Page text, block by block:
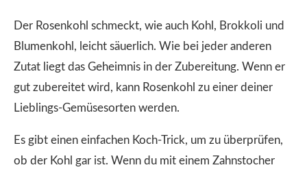
Der Rosenkohl schmeckt, wie auch Kohl, Brokkoli und
Blumenkohl, leicht säuerlich. Wie bei jeder anderen
Zutat liegt das Geheimnis in der Zubereitung. Wenn er
gut zubereitet wird, kann Rosenkohl zu einer deiner
Lieblings-Gemüsesorten werden.
Es gibt einen einfachen Koch-Trick, um zu überprüfen,
ob der Kohl gar ist. Wenn du mit einem Zahnstocher